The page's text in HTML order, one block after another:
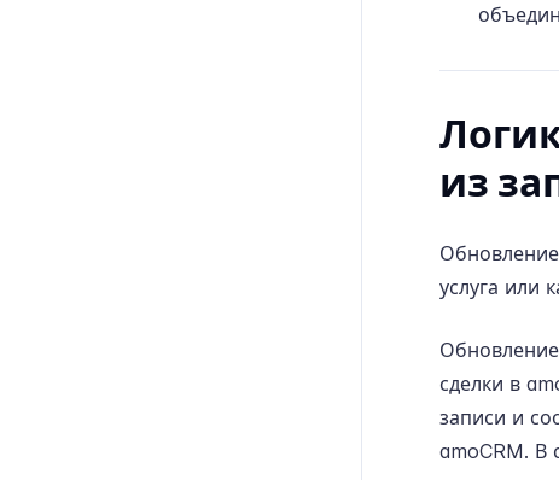
из
услуга или
сделки в
записи и
amoCRM. В